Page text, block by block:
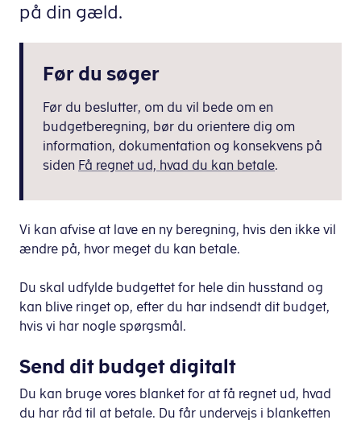
på din gæld.
Før du søger
Før du beslutter, om du vil bede om en
budgetberegning, bør du orientere dig om
information, dokumentation og konsekvens på
siden Få regnet ud, hvad du kan betale.
Vi kan afvise at lave en ny beregning, hvis den ikke vil
ændre på, hvor meget du kan betale.
Du skal udfylde budgettet for hele din husstand og
kan blive ringet op, efter du har indsendt dit budget,
hvis vi har nogle spørgsmål.
Send dit budget digitalt
Du kan bruge vores blanket for at få regnet ud, hvad
du har råd til at betale. Du får undervejs i blanketten